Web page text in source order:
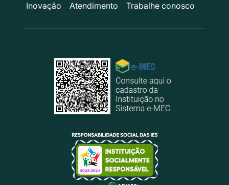
Inovação
Atendimento Trabalhe conosco